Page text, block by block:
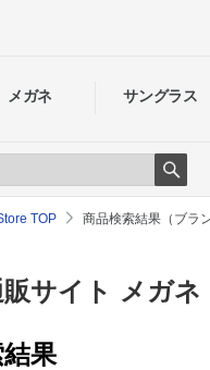
メガネ サングラス
Search
TOP 商品検索結果（ブラ
サイト メガ
果